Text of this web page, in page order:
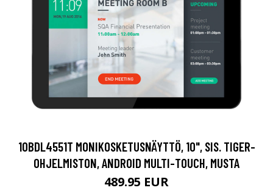
10BDL4551T MONIKOSKETUSNÄYTTÖ, 10", SIS. TIGER-
OHJELMISTON, ANDROID MULTI-TOUCH, MUSTA
489.95 EUR